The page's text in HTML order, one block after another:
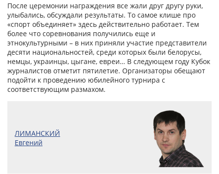
После церемонии награждения все жали друг другу руки,
улыбались, обсуждали результаты. То самое клише про
«спорт объединяет» здесь действительно работает. Тем
более что соревнования получились еще и
этнокультурными – в них приняли участие представители
десяти национальностей, среди которых были белорусы,
немцы, украинцы, цыгане, евреи… В следующем году Кубок
журналистов отметит пятилетие. Организаторы обещают
подойти к проведению юбилейного турнира с
соответствующим размахом.
ЛИМАНСКИЙ
Евгений